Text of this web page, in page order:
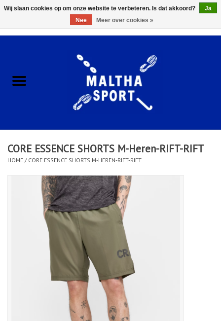
ACCESSOIRES/HARDWARE
KLEDING
CLUBSHOPS
Afspraak Loop Analyse
CORE ESSENCE SHORTS M-Heren-RIFT-RIFT
HOME / CORE ESSENCE SHORTS M-HEREN-RIFT-RIFT
Wij slaan cookies op om onze website te verbeteren. Is dat akkoord?
Ja
Nee
Meer over cookies »